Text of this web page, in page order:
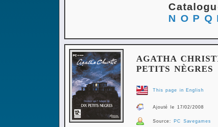
N O P Q
AGATHA
PETITS NÈGRES
This page in English
Ajouté le 17/02/2008
Source: PC Savegames